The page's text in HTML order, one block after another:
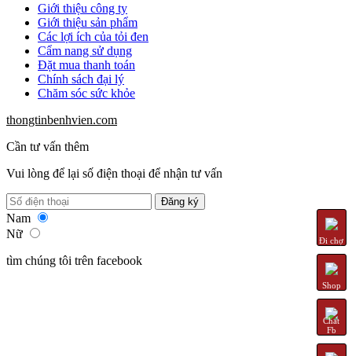
Giới thiệu công ty
Giới thiệu sản phẩm
Các lợi ích của tỏi đen
Cẩm nang sử dụng
Đặt mua thanh toán
Chính sách đại lý
Chăm sóc sức khỏe
thongtinbenhvien.com
Cần tư vấn thêm
Vui lòng để lại số điện thoại để nhận tư vấn
Nam
Nữ
tìm chúng tôi trên facebook
Đi chợ
Shop
Chat
Fb